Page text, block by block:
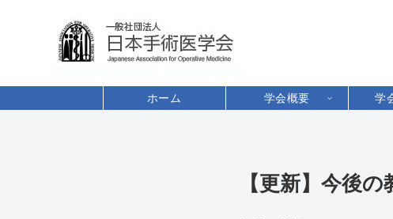
ホーム 学会概要 学
【更新】今後